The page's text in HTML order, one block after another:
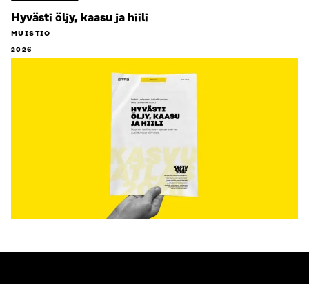
Hyvästi öljy, kaasu ja hiili
MUISTIO
2026